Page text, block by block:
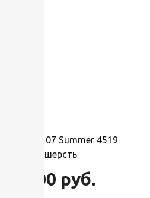
Прямой 107 Summer 4519
м, 100% шерсть
56 100 руб.